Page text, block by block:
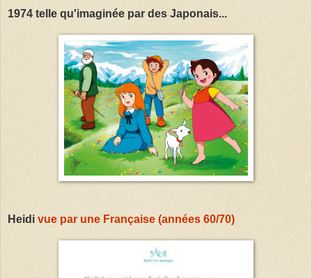
1974 telle qu'imaginée par des Japonais...
Heidi vue par une Française (années 60/70)